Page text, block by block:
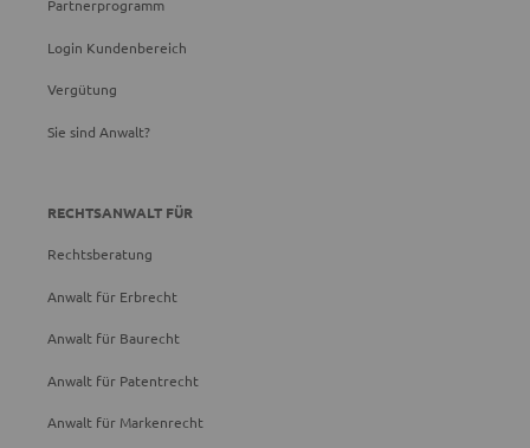
Partnerprogramm
Login Kundenbereich
Vergütung
Sie sind Anwalt?
RECHTSANWALT FÜR
Rechtsberatung
Anwalt für Erbrecht
Anwalt für Baurecht
Anwalt für Patentrecht
Anwalt für Markenrecht